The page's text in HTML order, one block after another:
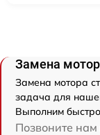
Замена
Замена мотора
задача для
Выполним
Позвоните